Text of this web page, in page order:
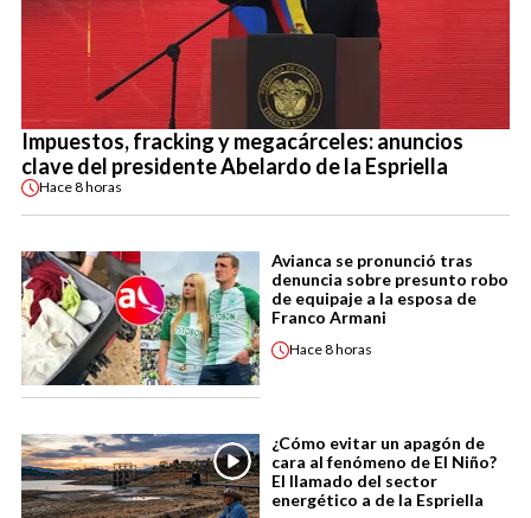
Impuestos, fracking y megacárceles: anuncios
clave del presidente Abelardo de la Espriella
Hace8 horas
Avianca se pronunció tras
denuncia sobre presunto robo
de equipaje a la esposa de
Franco Armani
Hace8 horas
¿Cómo evitar un apagón de
cara al fenómeno de El Niño?
El llamado del sector
energético a de la Espriella